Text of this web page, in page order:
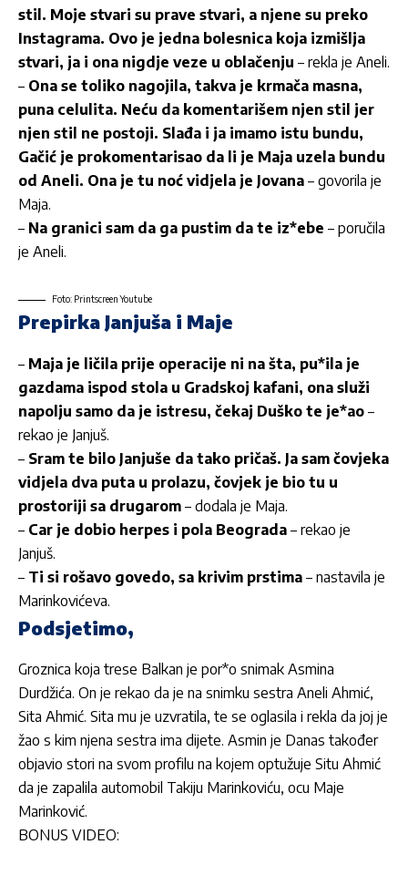
stil. Moje stvari su prave stvari, a njene su preko
Instagrama. Ovo je jedna bolesnica koja izmišlja
stvari, ja i ona nigdje veze u oblačenju – rekla je Aneli.
– Ona se toliko nagojila, takva je krmača masna,
puna celulita. Neću da komentarišem njen stil jer
njen stil ne postoji. Slađa i ja imamo istu bundu,
Gačić je prokomentarisao da li je Maja uzela bundu
od Aneli. Ona je tu noć vidjela je Jovana – govorila je
Maja.
– Na granici sam da ga pustim da te iz*ebe – poručila
je Aneli.
Foto: Printscreen Youtube
Prepirka Janjuša i Maje
– Maja je ličila prije operacije ni na šta, pu*ila je
gazdama ispod stola u Gradskoj kafani, ona služi
napolju samo da je istresu, čekaj Duško te je*ao –
rekao je Janjuš.
– Sram te bilo Janjuše da tako pričaš. Ja sam čovjeka
vidjela dva puta u prolazu, čovjek je bio tu u
prostoriji sa drugarom – dodala je Maja.
– Car je dobio herpes i pola Beograda – rekao je
Janjuš.
– Ti si rošavo govedo, sa krivim prstima – nastavila je
Marinkovićeva.
Podsjetimo,
Groznica koja trese Balkan je por*o snimak Asmina
Durdžića. On je rekao da je na snimku sestra Aneli Ahmić,
Sita Ahmić. Sita mu je uzvratila, te se oglasila i rekla da joj je
žao s kim njena sestra ima dijete. Asmin je Danas također
objavio stori na svom profilu na kojem optužuje Situ Ahmić
da je zapalila automobil Takiju Marinkoviću, ocu Maje
Marinković.
BONUS VIDEO: